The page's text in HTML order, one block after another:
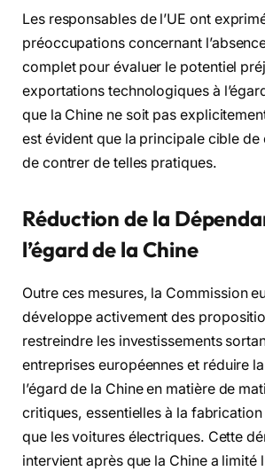
Les responsables de l’UE ont
préoccupations concernant
complet pour évaluer le potentiel
exportations technologiques à
que la Chine ne soit pas
est évident que la principale cible de
de contrer de telles pratiques.
Réduction de la
l’égard de la Chine
Outre ces mesures, la Commission
développe activement des
restreindre les investissements
entreprises européennes et réduire
l’égard de la Chine en matière de
critiques, essentielles à la
que les voitures électriques. Cette
intervient après que la Chine a limité